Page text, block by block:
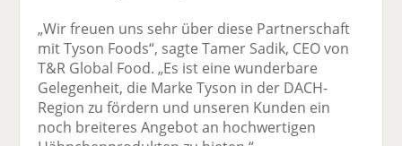
„Wir freuen uns sehr über diese Partnerschaft
mit Tyson Foods“, sagte Tamer Sadik, CEO von
T&R Global Food. „Es ist eine wunderbare
Gelegenheit, die Marke Tyson in der DACH-
Region zu fördern und unseren Kunden ein
noch breiteres Angebot an hochwertigen